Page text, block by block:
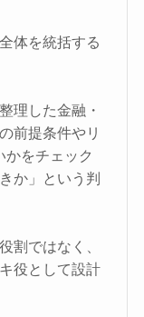
体を統括する
理した金融・
前提条件やリ
かをチェック
か」という判
割ではなく、
役として設計